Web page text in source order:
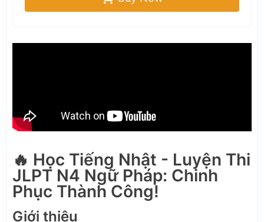
🔥 Học Tiếng Nhật - Luyện Thi
JLPT N4 Ngữ Pháp: Chinh
Phục Thành Công!
Giới thiệu